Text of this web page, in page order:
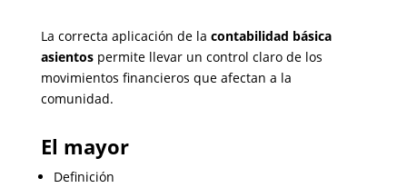
La correcta aplicación de la contabilidad básica
asientos permite llevar un control claro de los
movimientos financieros que afectan a la
comunidad.
El mayor
Definición